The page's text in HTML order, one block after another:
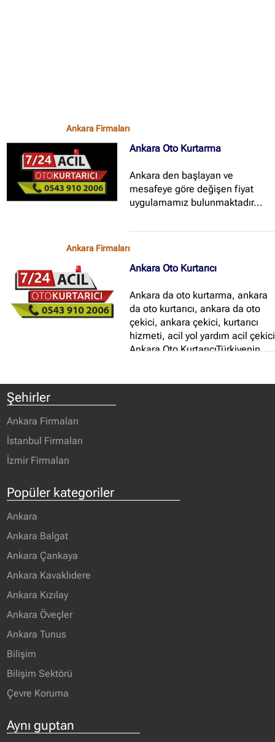
Ankara Firmaları
Ankara Oto Kurtarma
Ankara den başlayan ve
mesafeye göre değişen fiyat
uygulamamız bulunmaktadır...
Ankara Firmaları
Ankara Oto Kurtarıcı
Ankara da oto kurtarma, ankara
da oto kurtarıcı, ankara da oto
çekici, ankara çekici, kurtarıcı
hizmeti, acil yol yardım acil çekici
Ankara Oto KurtarıcıTürkiyenin
Şehirler
Ankara Firmaları
İstanbul Firmaları
İzmir Firmaları
Popüler kategoriler
Ankara
Ankara Balgat
Ankara Çankaya
Ankara Kavaklıdere
Ankara Kızılay
Ankara Öveçler
Ankara Tunus
Bilişim
Bilişim Sektörü
Çevre Koruma
Aynı guptan